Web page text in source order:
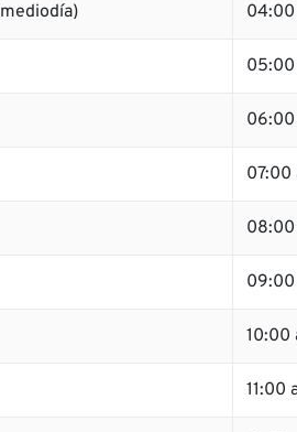
04:00
05:00
06:00
07:00
08:00
09:00
10:00
11:00